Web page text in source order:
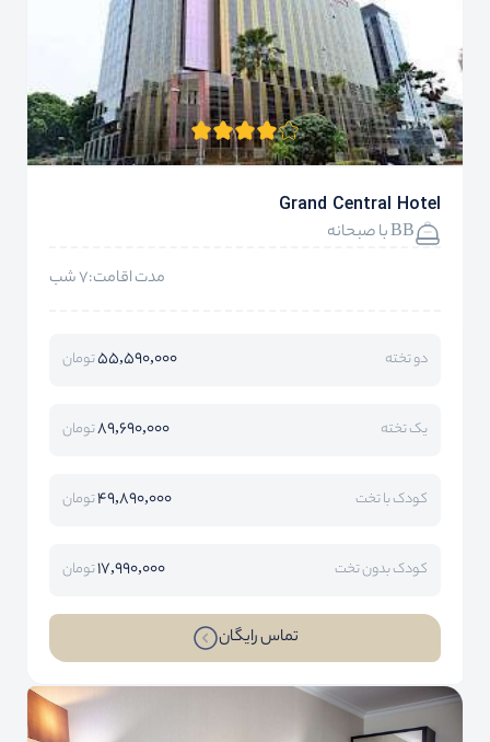
Grand Central Hotel
BB با صبحانه
مدت اقامت:7 شب
دو تخته 55,590,000تومان
یک تخته 89,690,000تومان
کودک با تخت 49,890,000تومان
کودک بدون تخت 17,990,000تومان
تماس رایگان